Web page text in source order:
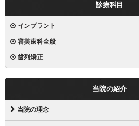
診療科目
インプラント
審美歯科全般
歯列矯正
当院の紹介
当院の理念